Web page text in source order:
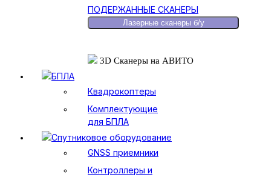
ПОДЕРЖАННЫЕ СКАНЕРЫ
Лазерные сканеры б/у
3D Сканеры на АВИТО
БПЛА
Квадрокоптеры
Комплектующие
для БПЛА
Спутниковое оборудование
GNSS приемники
Контроллеры и